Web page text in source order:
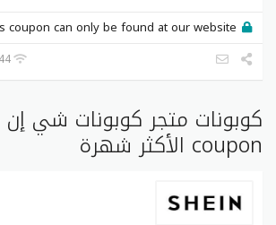
coupon can only be found at our website.
1944 مستخدم - 0 اليوم
coupon الأكثر شهرة